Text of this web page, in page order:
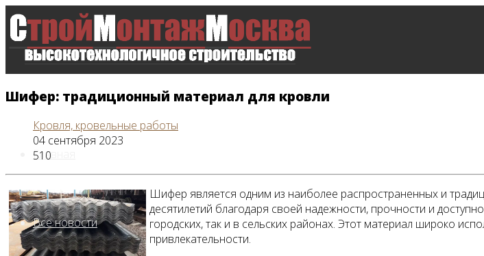
Главная
Все новости
Шифер: традиционный материал для кровли
Кровля, кровельные работы
04 сентября 2023
510
Шифер является одним из наиболее распространенных и
десятилетий благодаря своей надежности, прочности и
городских, так и в сельских районах. Этот материал широко
привлекательности.